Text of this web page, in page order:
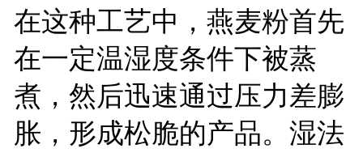
在这种工艺中，燕麦粉首先
在一定温湿度条件下被蒸
煮，然后迅速通过压力差膨
胀，形成松脆的产品。湿法